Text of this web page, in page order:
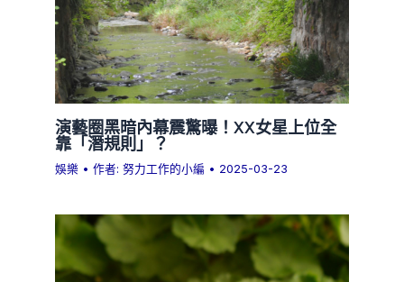
演藝圈黑暗內幕震驚曝！XX女星上位全
靠「潛規則」？
娛樂 • 作者:努力工作的小編 • 2025-03-23